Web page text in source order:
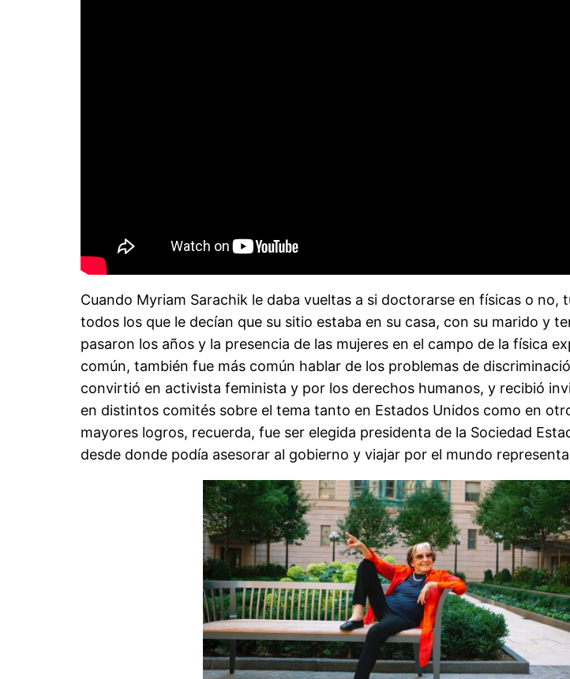
Cuando Myriam Sarachik le daba vueltas a si doctorarse en físicas o no,
todos los que le decían que su sitio estaba en su casa, con su marido y
pasaron los años y la presencia de las mujeres en el campo de la física
común, también fue más común hablar de los problemas de
convirtió en activista feminista y por los derechos humanos, y recibió
en distintos comités sobre el tema tanto en Estados Unidos como en
mayores logros, recuerda, fue ser elegida presidenta de la Sociedad
desde donde podía asesorar al gobierno y viajar por el mundo